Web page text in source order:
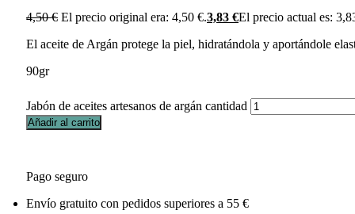
4,50€ El precio original era: 4,50 €.3,83 €El precio actual es:
El aceite de Argán protege la piel, hidratándola y aportándole
90gr
Jabón de aceites artesanos de argán cantidad
Añadir al carrito
Pago seguro
Envío gratuito con pedidos superiores a 55 €